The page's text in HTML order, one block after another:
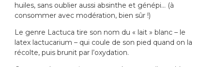
huiles, sans oublier aussi absinthe et génépi… (à
consommer avec modération, bien sûr !)
Le genre Lactuca tire son nom du « lait » blanc – le
latex lactucarium – qui coule de son pied quand on la
récolte, puis brunit par l’oxydation.